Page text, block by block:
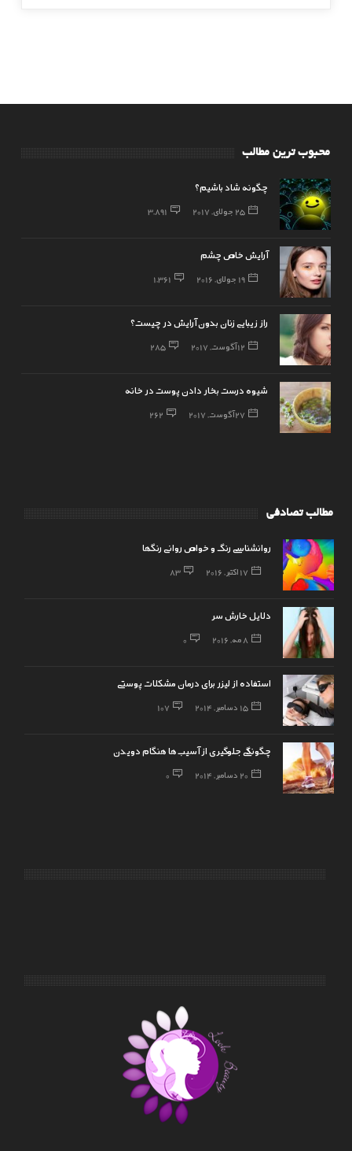
محبوب ترین مطالب
چگونه شاد باشیم؟
25 جولای, 2017 3,891
آرایش خاص چشم
19 جولای, 2016 1,361
راز زیبایی زنان بدون آرایش در چیست؟
12 آگوست, 2017 285
شیوه درست بخار دادن پوست در خانه
27 آگوست, 2017 262
مطالب تصادفی
روانشناسی رنگ و خواص روانی رنگها
17 اکتبر, 2016 83
دلایل خارش سر
8 مه, 2016 0
استفاده از لیزر برای درمان مشکلات پوستی
15 دسامبر, 2014 107
چگونگی جلوگیری از آسیب‌ها هنگام دویدن
20 دسامبر, 2014 0